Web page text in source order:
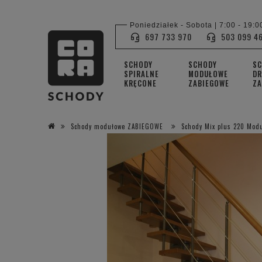
SCHODY
SPIRALNE
KRĘCONE
SCHODY
MODUŁOWE
ZABIEGOWE
Poniedziałek - Sobota | 7:00 -
697 733 970 503 099
Schody modułowe ZABIEGOWE Schody Mix plus 220